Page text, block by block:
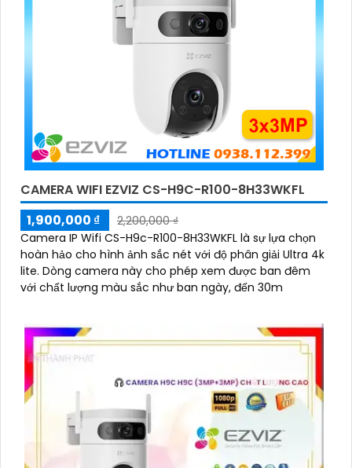
CAMERA WIFI EZVIZ CS-H9C-R100-8H33WKFL
1,900,000 ₫
2,200,000 ₫
Camera IP Wifi CS-H9c-R100-8H33WKFL là sự lựa chọn
hoàn hảo cho hình ảnh sắc nét với độ phân giải Ultra 4k
lite. Dòng camera này cho phép xem được ban đêm
với chất lượng màu sắc như ban ngày, đến 30m